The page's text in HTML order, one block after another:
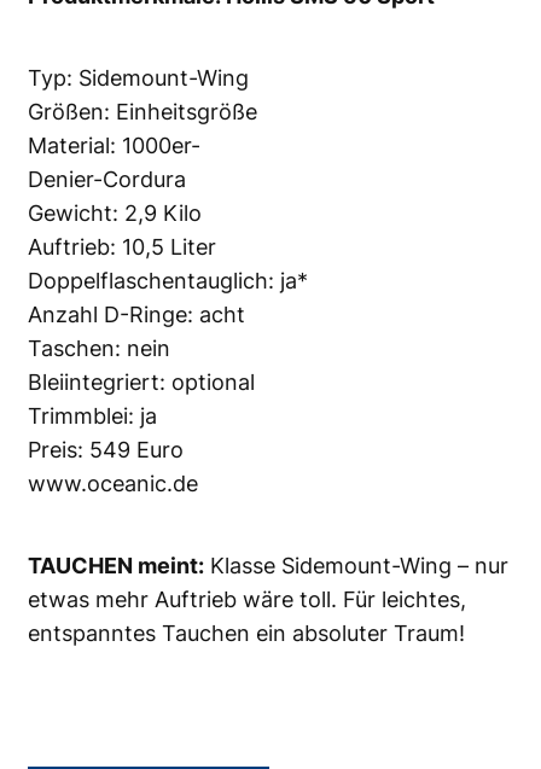
Typ: Sidemount-Wing
Größen: Einheitsgröße
Material: 1000er-
Denier-Cordura
Gewicht: 2,9 Kilo
Auftrieb: 10,5 Liter
Doppelflaschentauglich: ja*
Anzahl D-Ringe: acht
Taschen: nein
Bleiintegriert: optional
Trimmblei: ja
Preis: 549 Euro
www.oceanic.de
TAUCHEN meint: Klasse Sidemount-Wing – nur
etwas mehr Auftrieb wäre toll. Für leichtes,
entspanntes Tauchen ein absoluter Traum!